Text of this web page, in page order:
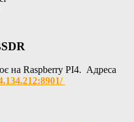
на Raspberry PI4. Адреса